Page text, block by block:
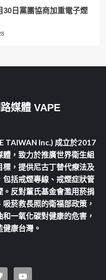
30日黨團協商加重電子煙
媒體 VAPE
TAIWAN Inc.) 成立於2017
，致力於推廣世界衛生組
，提供尼古丁替代療法及
括戒煙專線、戒煙症狀管
反對董氏基金會濫用菸捐
菸救長照的衛福部政策，
一氧化碳對健康的危害，
康台灣。